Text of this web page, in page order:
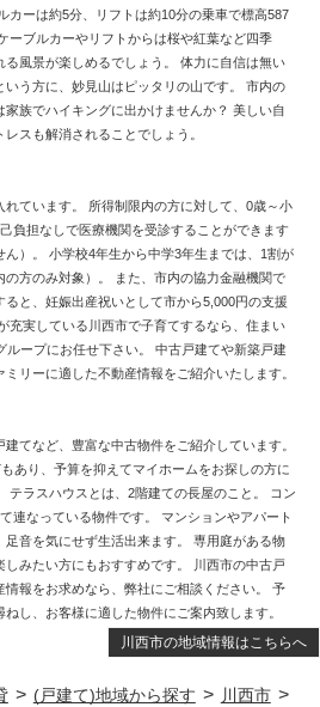
川西市の地域情報はこちらへ
カーは約5分、リフトは約10分の乗車で標高587
ーブルカーやリフトからは桜や紅葉など四季
風景が楽しめるでしょう。 体力に自信は無い
う方に、妙見山はピッタリの山です。 市内の
族でハイキングに出かけませんか？ 美しい自
スも解消されることでしょう。
れています。 所得制限内の方に対して、0歳～小
負担なしで医療機関を受診することができます
ん）。 小学校4年生から中学3年生までは、1割が
の方のみ対象）。 また、市内の協力金融機関で
と、妊娠出産祝いとして市から5,000円の支援
充実している川西市で子育てするなら、住まい
ループにお任せ下さい。 中古戸建てや新築戸建
リーに適した不動産情報をご紹介いたします。
てなど、豊富な中古物件をご紹介しています。
あり、予算を抑えてマイホームをお探しの方に
テラスハウスとは、2階建ての長屋のこと。 コン
連なっている物件です。 マンションやアパート
音を気にせず生活出来ます。 専用庭がある物
みたい方にもおすすめです。 川西市の中古戸
報をお求めなら、弊社にご相談ください。 予
し、お客様に適した物件にご案内致します。
> (戸建て)地域から探す > 川西市 >